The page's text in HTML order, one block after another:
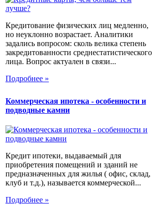
Кредитование физических лиц медленно,
но неуклонно возрастает. Аналитики
задались вопросом: сколь велика степень
закредитованности среднестатистического
лица. Вопрос актуален в связи...
Подробнее »
Коммерческая ипотека - особенности и
подводные камни
Кредит ипотеки, выдаваемый для
приобретения помещений и зданий не
предназначенных для жилья ( офис, склад,
клуб и т.д.), называется коммерческой...
Подробнее »